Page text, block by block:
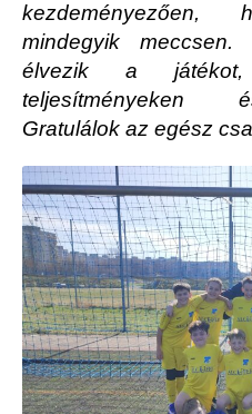
kezdeményezően,
mindegyik
élvezik a
teljesítményeken
Gratulálok az egész